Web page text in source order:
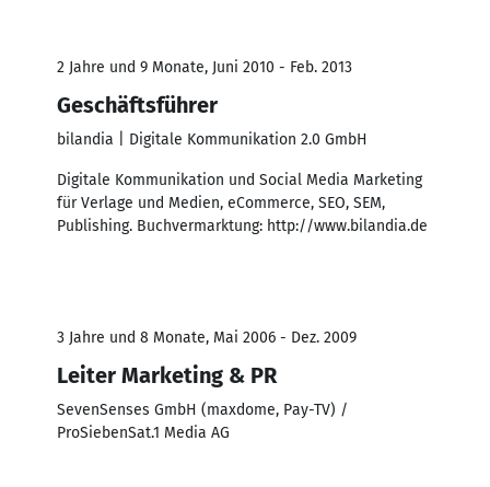
2 Jahre und 9 Monate, Juni 2010 - Feb. 2013
Geschäftsführer
bilandia | Digitale Kommunikation 2.0 GmbH
Digitale Kommunikation und Social Media Marketing
für Verlage und Medien, eCommerce, SEO, SEM,
Publishing. Buchvermarktung: http://www.bilandia.de
3 Jahre und 8 Monate, Mai 2006 - Dez. 2009
Leiter Marketing & PR
SevenSenses GmbH (maxdome, Pay-TV) /
ProSiebenSat.1 Media AG